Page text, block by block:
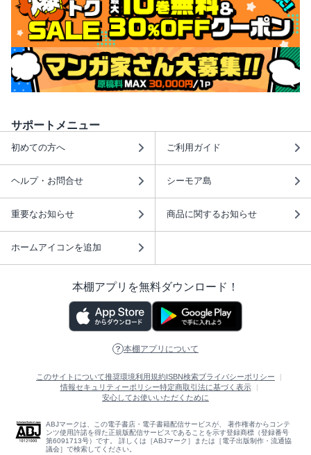
サポートメニュー
初めての方へ ご利用ガイド
ヘルプ・お問合せ シーモア島
重要なお知らせ 商品に関するお知らせ
ホームアイコンを追加
本棚アプリを無料ダウンロード！
本棚アプリについて
このサイトについて推奨環境利用規約 ISBN検索プライバシーポリシー
情報セキュリティーポリシー特定商取引法に基づく表示
安心してお使いいただくために
ABJマークは、この電子書店・電子書籍配信サービスが、 著作権者からコンテ
ンツ使用許諾を得た正規版配信サービスであることを示す登録商標（登録番号
第6091713号）です。 詳しくは［ABJマーク］または［電子出版制作・流通協
議会］で検索してください。